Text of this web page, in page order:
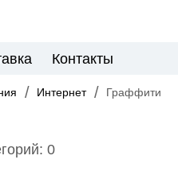
Контакты
Интернет Граффити
0